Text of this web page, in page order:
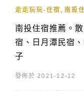
走走玩玩-住宿 南投
南投住宿推薦。
宿、日月潭民宿
子
發佈於 2021-12-12